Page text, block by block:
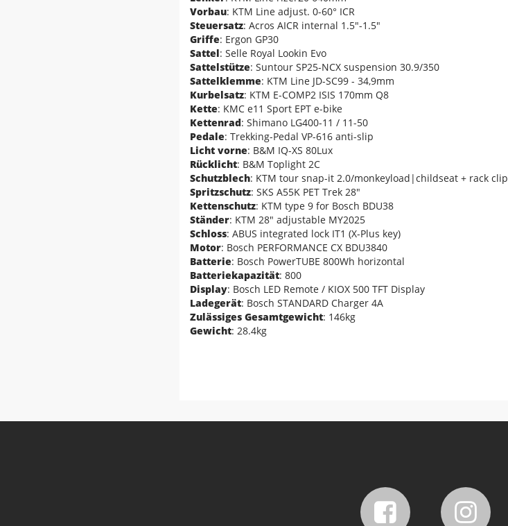
Vorbau: KTM Line adjust. 0-60° ICR
Steuersatz: Acros AICR internal 1.5"-1.5"
Griffe: Ergon GP30
Sattel: Selle Royal Lookin Evo
Sattelstütze: Suntour SP25-NCX suspension 30.9/350
Sattelklemme: KTM Line JD-SC99 - 34,9mm
Kurbelsatz: KTM E-COMP2 ISIS 170mm Q8
Kette: KMC e11 Sport EPT e-bike
Kettenrad: Shimano LG400-11 / 11-50
Pedale: Trekking-Pedal VP-616 anti-slip
Licht vorne: B&M IQ-XS 80Lux
Rücklicht: B&M Toplight 2C
Schutzblech: KTM tour snap-it 2.0/monkeyload|childseat + rack clip
Spritzschutz: SKS A55K PET Trek 28"
Kettenschutz: KTM type 9 for Bosch BDU38
Ständer: KTM 28" adjustable MY2025
Schloss: ABUS integrated lock IT1 (X-Plus key)
Motor: Bosch PERFORMANCE CX BDU3840
Batterie: Bosch PowerTUBE 800Wh horizontal
Batteriekapazität: 800
Display: Bosch LED Remote / KIOX 500 TFT Display
Ladegerät: Bosch STANDARD Charger 4A
Zulässiges Gesamtgewicht: 146kg
Gewicht: 28.4kg